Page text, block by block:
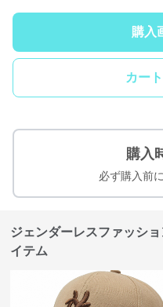
購入
カー
購入
必ず購入前
ジェンダーレスファッシ
イテム